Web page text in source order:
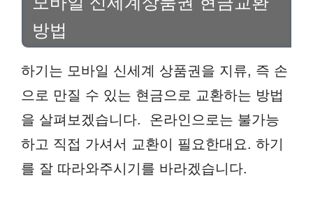
방법
하기는 모바일 신세계 상품권을 지류, 즉 손
으로 만질 수 있는 현금으로 교환하는 방법
을 살펴보겠습니다. 온라인으로는 불가능
하고 직접 가셔서 교환이 필요한대요. 하기
를 잘 따라와주시기를 바라겠습니다.